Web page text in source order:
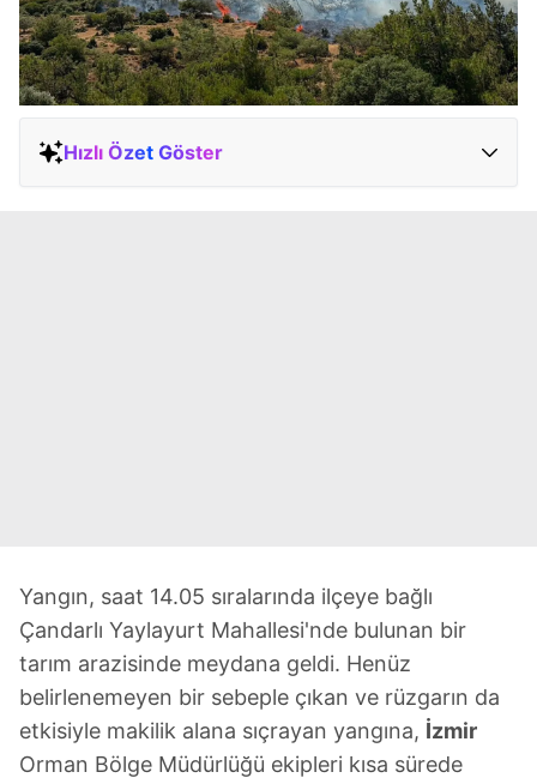
Hızlı Özet Göster
Yangın, saat 14.05 sıralarında ilçeye bağlı
Çandarlı Yaylayurt Mahallesi'nde bulunan bir
tarım arazisinde meydana geldi. Henüz
belirlenemeyen bir sebeple çıkan ve rüzgarın da
etkisiyle makilik alana sıçrayan yangına, İzmir
Orman Bölge Müdürlüğü ekipleri kısa sürede